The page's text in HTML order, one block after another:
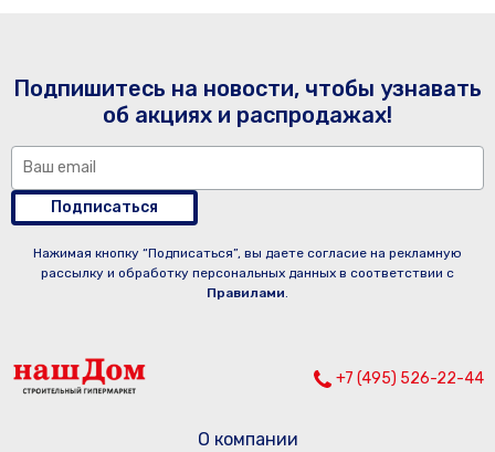
Подпишитесь на новости, чтобы узнавать
об акциях и распродажах!
Подписаться
Нажимая кнопку “Подписаться”, вы даете согласие на рекламную
рассылку и обработку персональных данных в соответствии с
Правилами.
+7 (495) 526-22-44
О компании